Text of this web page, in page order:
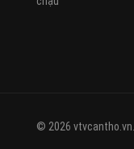
© 2026 vtvcantho.vn. .